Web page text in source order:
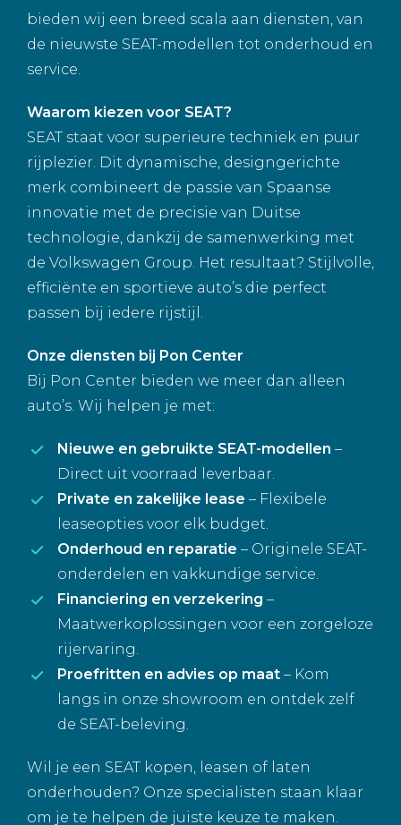
bieden wij een breed scala aan diensten, van
de nieuwste SEAT-modellen tot onderhoud en
service.
Waarom kiezen voor SEAT?
SEAT staat voor superieure techniek en puur
rijplezier. Dit dynamische, designgerichte
merk combineert de passie van Spaanse
innovatie met de precisie van Duitse
technologie, dankzij de samenwerking met
de Volkswagen Group. Het resultaat? Stijlvolle,
efficiënte en sportieve auto’s die perfect
passen bij iedere rijstijl.
Onze diensten bij Pon Center
Bij Pon Center bieden we meer dan alleen
auto’s. Wij helpen je met:
Nieuwe en gebruikte SEAT-modellen –
Direct uit voorraad leverbaar.
Private en zakelijke lease – Flexibele
leaseopties voor elk budget.
Onderhoud en reparatie – Originele SEAT-
onderdelen en vakkundige service.
Financiering en verzekering –
Maatwerkoplossingen voor een zorgeloze
rijervaring.
Proefritten en advies op maat – Kom
langs in onze showroom en ontdek zelf
de SEAT-beleving.
Wil je een SEAT kopen, leasen of laten
onderhouden? Onze specialisten staan klaar
om je te helpen de juiste keuze te maken.